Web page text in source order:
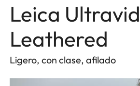
Leica
Leathered
Ligero, con clase, afilado